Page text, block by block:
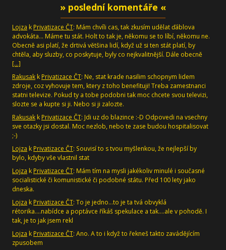
» poslední komentáře «
Lojza k Privatizace ČT: Mám chvíli cas, tak zkusím udělat ďáblova
advokáta... Máme tu stát. Holt to tak je, někomu se to líbí, někomu ne.
Obecně asi platí, že drtivá většina lidí, když už si ten stát platí, by
chtěla, aby sluzby, co poskytuje, byly co nejkvalitnější. Dále obecně
[…]
Rakusak k Privatizace ČT: Ne, stat krade nasilim schopnym lidem
zdroje, coz vyhovuje tem, ktery z toho benefituji! Treba zamestnanci
statni televize. Pokud ty a tobe podobni tak moc chcete svou televizi,
slozte se a kupte si ji. Nebo si ji zalozte.
Rakusak k Privatizace ČT: Jdi uz do blazince :-D Odpovedi na vsechny
sve otazky jsi dostal. Moc nezlob, nebo te zase budou hospitalisovat
;-)
Lojza k Privatizace ČT: Souvisí to s tvou myšlenkou, že nejlepší by
bylo, kdyby vše vlastnil stat
Lojza k Privatizace ČT: Mám tím na mysli jakékoliv minulé i současné
socialistické či komunistické či podobné státu. Před 100 lety jako
dneska.
Lojza k Privatizace ČT: To je jedno...to je ta tvá obvyklá
rétorika....nabídce a poptávce říkáš spekulace a tak....ale v pohodě. I
tak, je to jak jsem rekl
Lojza k Privatizace ČT: Ano. A to i když to řekneš takto zavádějícím
zpusobem